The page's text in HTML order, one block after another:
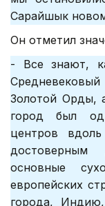
Сарайшык
Он отметил
- Все знают,
Золотой Орды,
город был
центров
основные
европейских
города,